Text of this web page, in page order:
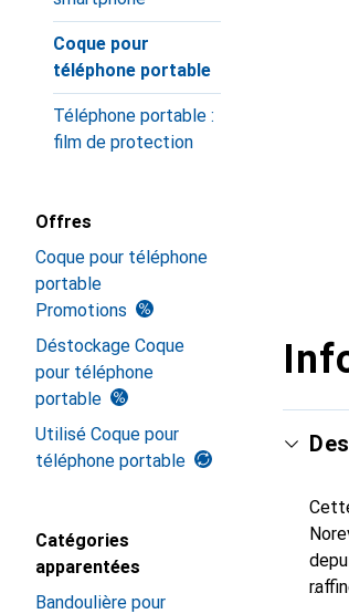
Coque pour
téléphone portable
Téléphone portable :
film de protection
Offres
Coque pour téléphone
portable
Promotions
Déstockage Coque
pour téléphone
portable
Utilisé Coque pour
téléphone portable
Catégories
apparentées
Bandoulière pour